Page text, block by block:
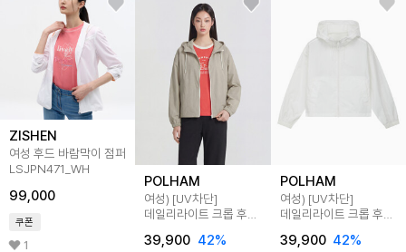
ZISHEN
여성 후드 바람막이 점퍼
LSJPN471_WH
99,000
쿠폰
1
POLHAM
여성) [UV차단]
데일리라이트 크롭 후드
39,900 42%
POLHAM
여성) [UV차단]
데일리라이트 크롭 후드
39,900 42%